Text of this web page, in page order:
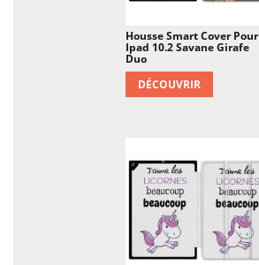
Housse Smart Cover Pour
Ipad 10.2 Savane Girafe
Duo
DÉCOUVRIR